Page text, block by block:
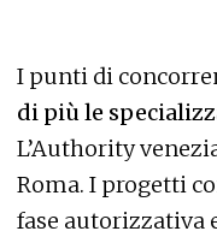
I punti di
di più le
L’Authority
Roma. I progetti
fase autorizzativa